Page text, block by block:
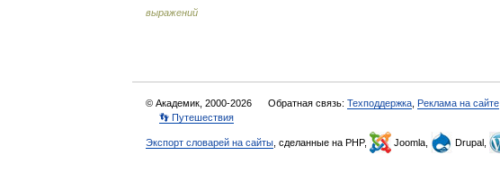
выражений
© Академик, 2000-2026 Обратная связь: Техподдержка Реклама на сайте
👣 Путешествия
Экспорт словарей на сайты , сделанные на PHP, Joomla, Drupal,